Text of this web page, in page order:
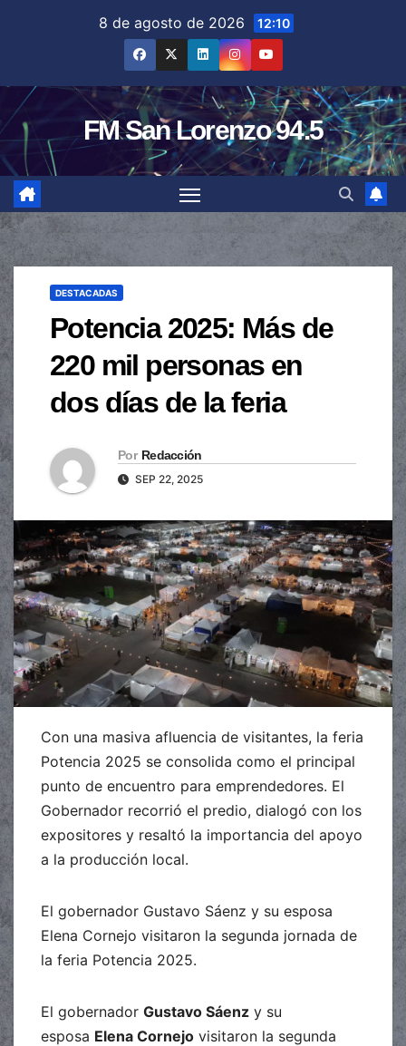
8 de agosto de 2026 12:10
FM San Lorenzo 94.5
DESTACADAS
Potencia 2025: Más de
220 mil personas en
dos días de la feria
Por Redacción
SEP 22, 2025
Con una masiva afluencia de visitantes, la feria
Potencia 2025 se consolida como el principal
punto de encuentro para emprendedores. El
Gobernador recorrió el predio, dialogó con los
expositores y resaltó la importancia del apoyo
a la producción local.
El gobernador Gustavo Sáenz y su esposa
Elena Cornejo visitaron la segunda jornada de
la feria Potencia 2025.
El gobernador Gustavo Sáenz y su
esposa Elena Cornejo visitaron la segunda